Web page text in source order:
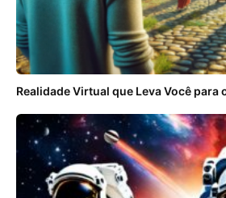
Realidade Virtual que Leva Você para